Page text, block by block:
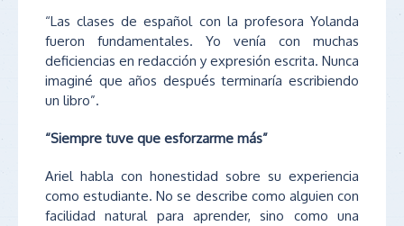
“Las clases de español con la profesora Yolanda
fueron fundamentales. Yo venía con muchas
deficiencias en redacción y expresión escrita. Nunca
imaginé que años después terminaría escribiendo
un libro”.
“Siempre tuve que esforzarme más”
Ariel habla con honestidad sobre su experiencia
como estudiante. No se describe como alguien con
facilidad natural para aprender, sino como una